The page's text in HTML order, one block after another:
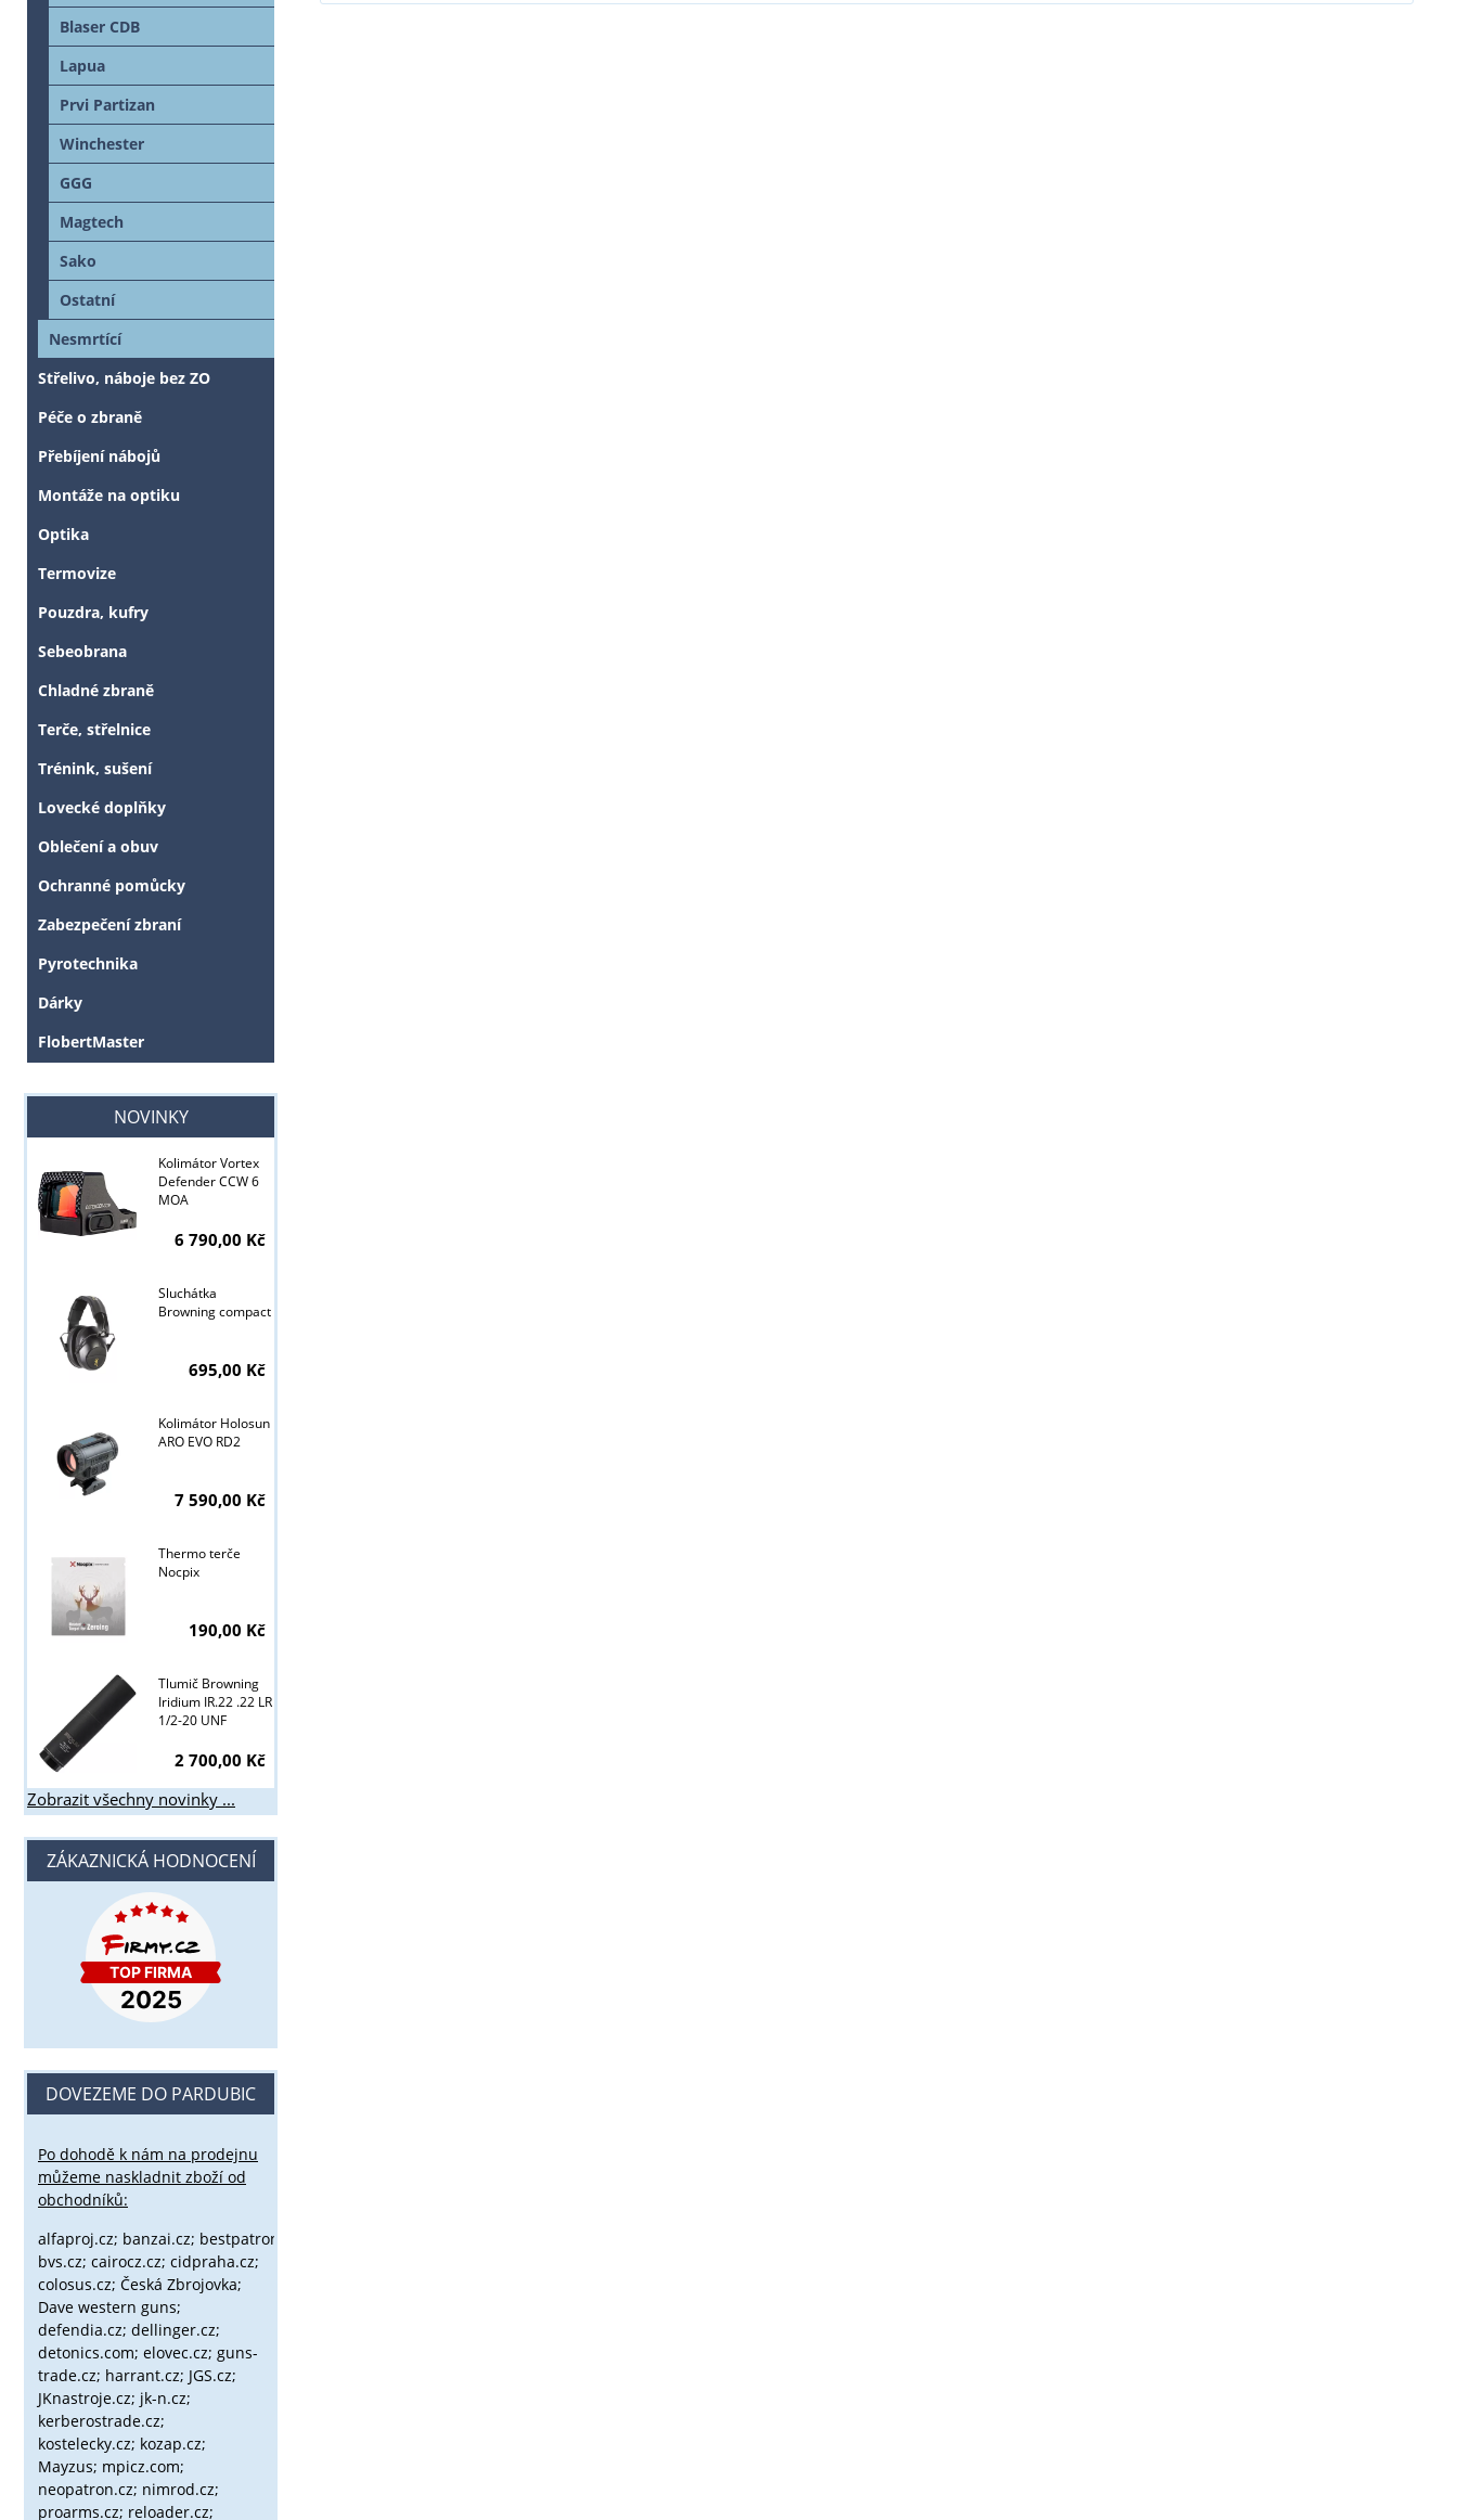
Blaser CDB
Lapua
Prvi Partizan
Winchester
GGG
Magtech
Sako
Ostatní
Nesmrtící
Střelivo, náboje bez ZO
Péče o zbraně
Přebíjení nábojů
Montáže na optiku
Optika
Termovize
Pouzdra, kufry
Sebeobrana
Chladné zbraně
Terče, střelnice
Trénink, sušení
Lovecké doplňky
Oblečení a obuv
Ochranné pomůcky
Zabezpečení zbraní
Pyrotechnika
Dárky
FlobertMaster
NOVINKY
Kolimátor Vortex
Defender CCW 6
MOA
6 790,00 Kč
Sluchátka
Browning compact
695,00 Kč
Kolimátor Holosun
ARO EVO RD2
7 590,00 Kč
Thermo terče
Nocpix
190,00 Kč
Tlumič Browning
Iridium IR.22 .22 LR
1/2-20 UNF
2 700,00 Kč
Zobrazit všechny novinky ...
ZÁKAZNICKÁ HODNOCENÍ
DOVEZEME DO PARDUBIC
Po dohodě k nám na prodejnu
můžeme naskladnit zboží od
obchodníků:
alfaproj.cz; banzai.cz; bestpatron.eu;
bvs.cz; cairocz.cz; cidpraha.cz;
colosus.cz; Česká Zbrojovka;
Dave western guns;
defendia.cz; dellinger.cz;
detonics.com; elovec.cz; guns-
trade.cz; harrant.cz; JGS.cz;
JKnastroje.cz; jk-n.cz;
kerberostrade.cz;
kostelecky.cz; kozap.cz;
Mayzus; mpicz.com;
neopatron.cz; nimrod.cz;
proarms.cz; reloader.cz;